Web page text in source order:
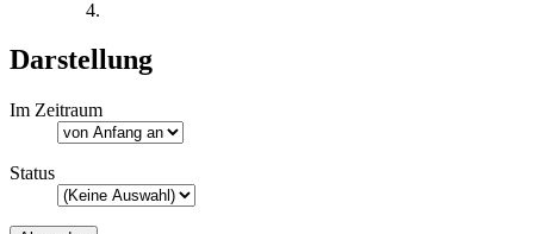
Darstellung
Im Zeitraum
Status